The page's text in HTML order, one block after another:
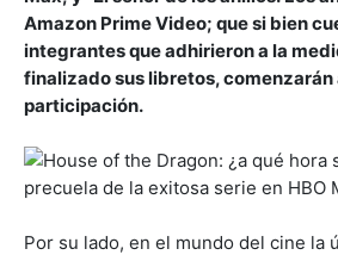
Amazon Prime Video; que si bien
integrantes que adhirieron a la
finalizado sus libretos, comenzarán
participación.
Por su lado, en el mundo del cine la